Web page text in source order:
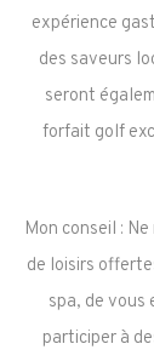
expérience
des saveurs
seront
forfait golf
Mon conseil :
de loisirs
spa, de vous
participer à